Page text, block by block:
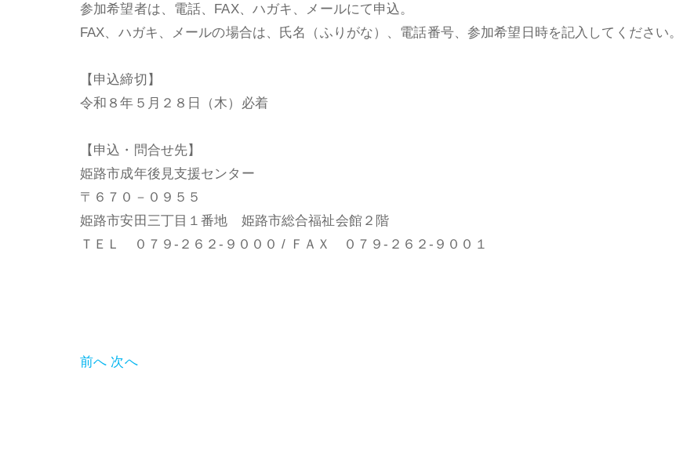
参加希望者は、電話、FAX、ハガキ、メールにて申込。
FAX、ハガキ、メールの場合は、氏名（ふりがな）、電話番号、参加希望日時を記入してください。
【申込締切】
令和８年５月２８日（木）必着
【申込・問合せ先】
姫路市成年後見支援センター
〒６７０－０９５５
姫路市安田三丁目１番地 姫路市総合福祉会館２階
ＴＥＬ ０７９-２６２-９０００ / ＦＡＸ ０７９-２６２-９００１
前へ 次へ